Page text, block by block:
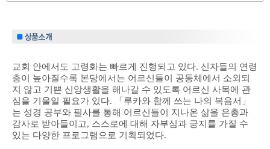
교회 안에서도 고령화는 빠르게 진행되고 있다. 신자들의 연령
층이 높아질수록 본당에서는 어르신들이 공동체에서 소외되
지 않고 기쁜 신앙생활을 해나갈 수 있도록 어르신 사목에 관
심을 기울일 필요가 있다. 「루카와 함께 쓰는 나의 복음서」
는 성경 공부와 필사를 통해 어르신들이 지나온 삶을 은총과
감사로 받아들이고, 스스로에 대해 자부심과 긍지를 가질 수
있는 다양한 프로그램으로 기획되었다.